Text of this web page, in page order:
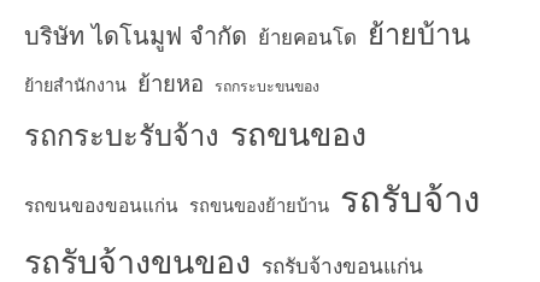
บริษัท ไดโนมูฟ จำกัด ย้ายคอนโด ย้ายบ้าน
ย้ายสำนักงาน ย้ายหอ รถกระบะขนของ
รถกระบะรับจ้าง รถขนของ
รถขนของขอนแก่น รถขนของย้ายบ้าน รถรับจ้าง
รถรับจ้างขนของ รถรับจ้างขอนแก่น